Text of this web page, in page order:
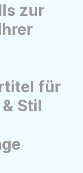
zur
für
Stil